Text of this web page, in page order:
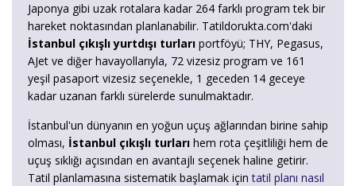
Japonya gibi uzak rotalara kadar 264 farklı program tek bir
hareket noktasından planlanabilir. Tatildorukta.com'daki
İstanbul çıkışlı yurtdışı turları portföyü; THY, Pegasus,
AJet ve diğer havayollarıyla, 72 vizesiz program ve 161
yeşil pasaport vizesiz seçenekle, 1 geceden 14 geceye
kadar uzanan farklı sürelerde sunulmaktadır.
İstanbul'un dünyanın en yoğun uçuş ağlarından birine sahip
olması, İstanbul çıkışlı turları hem rota çeşitliliği hem de
uçuş sıklığı açısından en avantajlı seçenek haline getirir.
Tatil planlamasına sistematik başlamak içintatil planı nasıl